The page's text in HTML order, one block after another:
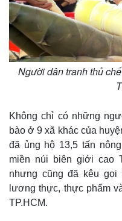
Người dân tranh thủ
Không chỉ có những
bào ở 9 xã khác của
đã ủng hộ 13,5 tấn
miền núi biên giới cao
nhưng cũng đã kêu
lương thực, thực phẩm
TP.HCM.